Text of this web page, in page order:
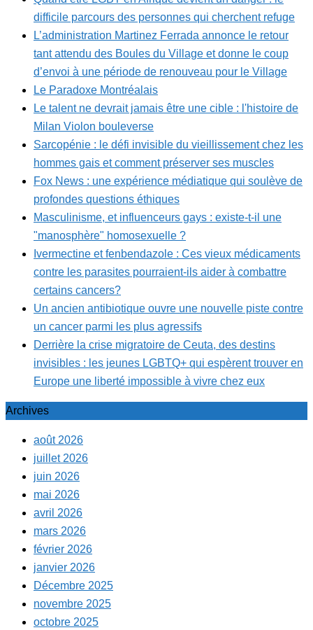
difficile parcours des personnes qui cherchent refuge
L’administration Martinez Ferrada annonce le retour
tant attendu des Boules du Village et donne le coup
d’envoi à une période de renouveau pour le Village
Le Paradoxe Montréalais
Le talent ne devrait jamais être une cible : l'histoire de
Milan Violon bouleverse
Sarcopénie : le défi invisible du vieillissement chez les
hommes gais et comment préserver ses muscles
Fox News : une expérience médiatique qui soulève de
profondes questions éthiques
Masculinisme, et influenceurs gays : existe-t-il une
"manosphère" homosexuelle ?
Ivermectine et fenbendazole : Ces vieux médicaments
contre les parasites pourraient-ils aider à combattre
certains cancers?
Un ancien antibiotique ouvre une nouvelle piste contre
un cancer parmi les plus agressifs
Derrière la crise migratoire de Ceuta, des destins
invisibles : les jeunes LGBTQ+ qui espèrent trouver en
Europe une liberté impossible à vivre chez eux
Archives
août 2026
juillet 2026
juin 2026
mai 2026
avril 2026
mars 2026
février 2026
janvier 2026
Décembre 2025
novembre 2025
octobre 2025